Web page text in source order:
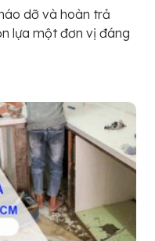
dỡ và hoàn trả
lựa một đơn vị đáng